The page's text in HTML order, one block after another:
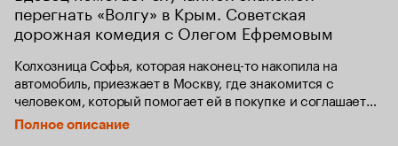
перегнать «Волгу» в Крым. Советская
дорожная комедия с Олегом Ефремовым
Колхозница Софья, которая наконец-то накопила на
автомобиль, приезжает в Москву, где знакомится с
человеком, который помогает ей в покупке и соглашается
доставить авто до места жительства. Все это время героев
поджидают жизненно-комические ситуации, которые
Полное описание